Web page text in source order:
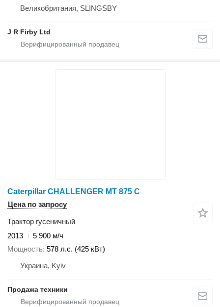
Великобритания, SLINGSBY
J R Firby Ltd
Caterpillar CHALLENGER MT 875 C
Цена по запросу
Трактор гусеничный
2013
5 900 м/ч
Мощность 578 л.с. (425 кВт)
Украина, Kyiv
Продажа техники